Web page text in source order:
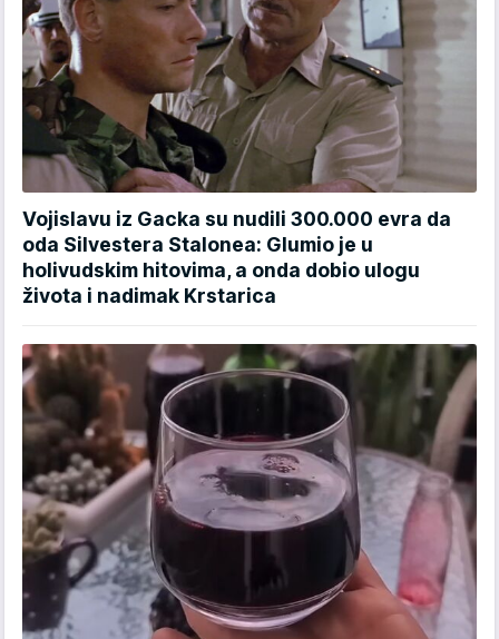
Vojislavu iz Gacka su nudili 300.000 evra da
oda Silvestera Stalonea: Glumio je u
holivudskim hitovima, a onda dobio ulogu
života i nadimak Krstarica